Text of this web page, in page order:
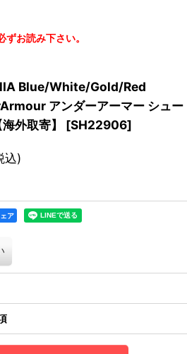
お読み下さい。
Blue/White/Gold/Red
アンダーアーマー シュー
外取寄】
[SH22906]
込)
ア